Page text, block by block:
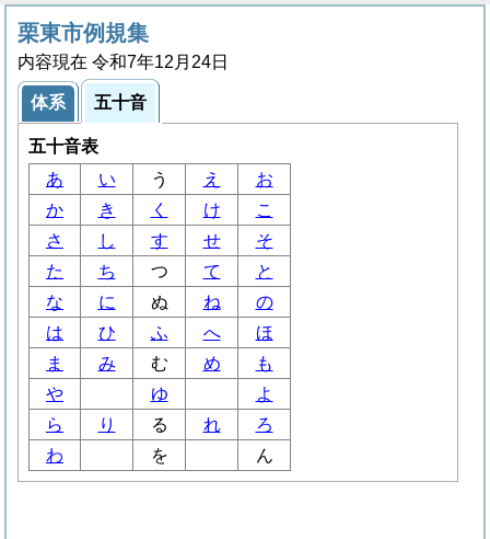
栗東市例規集
内容現在 令和7年12月24日
体系 五十音
五十音表
あ
い う え
お
か
き く け
こ
さ
し す せ
そ
た
ち つ て
と
な
に ぬ ね
の
は
ひ ふ へ
ほ
ま
み む め
も
や
ゆ
よ
ら
り る れ
ろ
わ
を ん